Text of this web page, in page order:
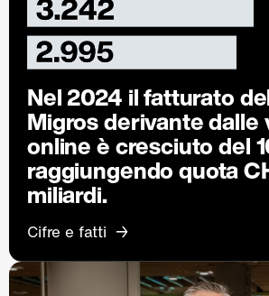
Nel 2024 il fatturato
Migros derivante dalle
online è cresciuto del
raggiungendo quota
miliardi.
Cifre e fatti